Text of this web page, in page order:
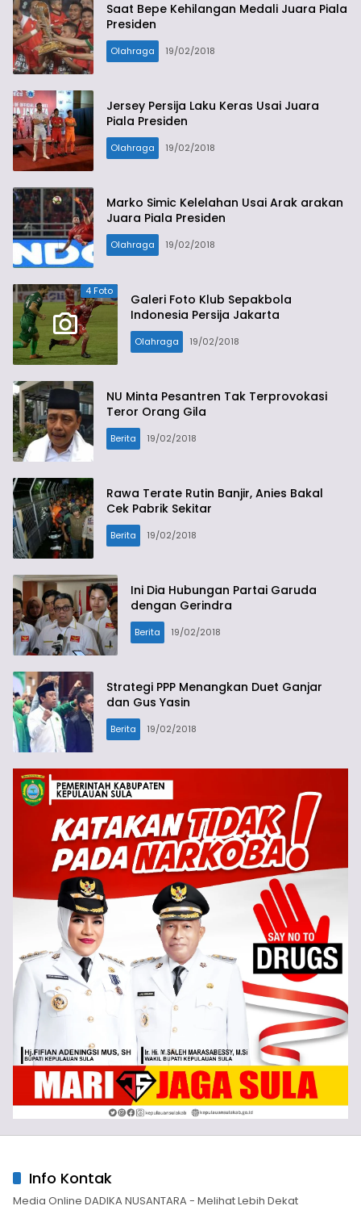
Saat Bepe Kehilangan Medali Juara Piala
Presiden
Olahraga 19/02/2018
Jersey Persija Laku Keras Usai Juara
Piala Presiden
Olahraga 19/02/2018
Marko Simic Kelelahan Usai Arak arakan
Juara Piala Presiden
Olahraga 19/02/2018
4 Foto
Galeri Foto Klub Sepakbola
Indonesia Persija Jakarta
Olahraga 19/02/2018
NU Minta Pesantren Tak Terprovokasi
Teror Orang Gila
Berita 19/02/2018
Rawa Terate Rutin Banjir, Anies Bakal
Cek Pabrik Sekitar
Berita 19/02/2018
Ini Dia Hubungan Partai Garuda
dengan Gerindra
Berita 19/02/2018
Strategi PPP Menangkan Duet Ganjar
dan Gus Yasin
Berita 19/02/2018
Info Kontak
Media Online DADIKA NUSANTARA - Melihat Lebih Dekat